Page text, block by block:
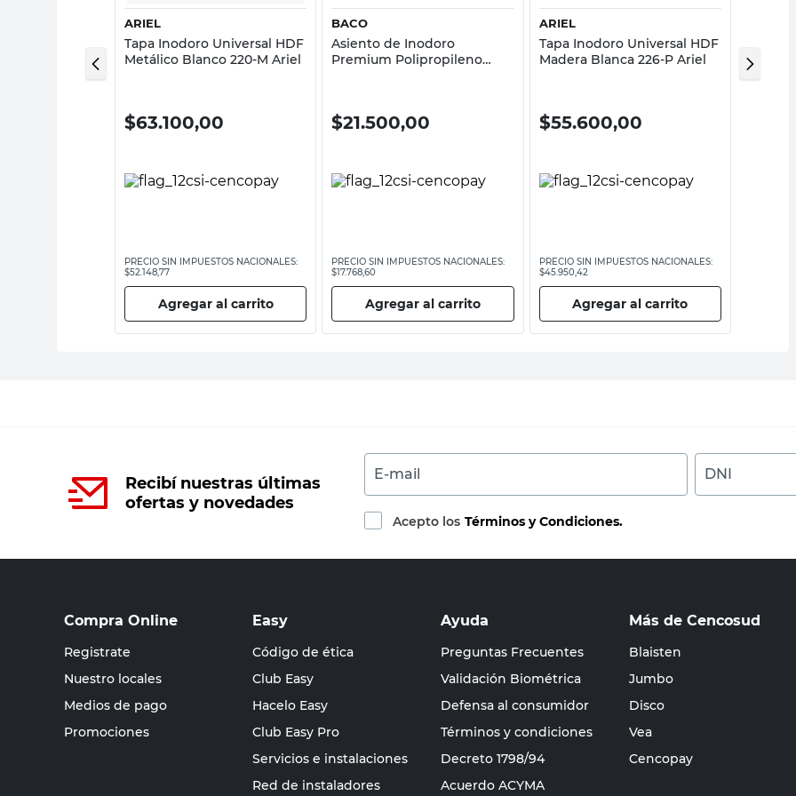
ARIEL
Tapa Inodoro Universal HDF
Metálico Blanco 220-M Ariel
$63.100,00
PRECIO SIN IMPUESTOS NACIONALES:
$52.148,77
Agregar al carrito
BACO
Asiento de Inodoro
Premium Polipropileno
$21.500,00
PRECIO SIN IMPUESTOS NACIONALES:
$17.768,60
Agregar al carrito
ARIEL
Tapa Inodoro Universal HDF
Madera Blanca 226-P Ariel
$55.600,00
PRECIO SIN IMPUESTOS NACIONALES:
$45.950,42
Agregar al carrito
Madera
P Ariel
Recibí nuestras últimas
ofertas y novedades
E-mail DNI
Acepto los Términos y Condiciones.
Compra Online
Registrate
Nuestro locales
Medios de pago
Promociones
Easy
Código de ética
Club Easy
Hacelo Easy
Club Easy Pro
Servicios e instalaciones
Red de instaladores
Ayuda
Preguntas Frecuentes
Validación Biométrica
Defensa al consumidor
Términos y condiciones
Decreto 1798/94
Acuerdo ACYMA
Más de Cencosud
Blaisten
Jumbo
Disco
Vea
Cencopay